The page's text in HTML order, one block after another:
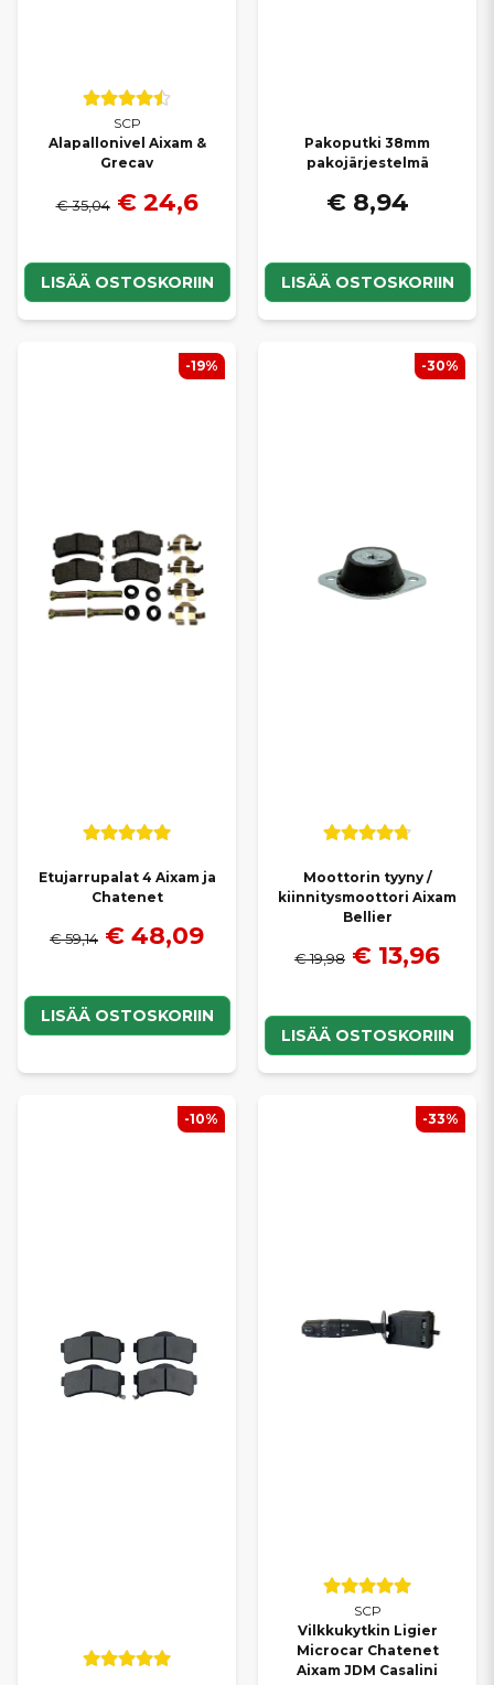
SCP
Alapallonivel Aixam &
Grecav
€ 35,04 € 24,6
LISÄÄ OSTOSKORIIN
Pakoputki 38mm
pakojärjestelmä
€ 8,94
LISÄÄ OSTOSKORIIN
Etujarrupalat 4 Aixam ja
Chatenet
€ 59,14 € 48,09
LISÄÄ OSTOSKORIIN
-19%
Moottorin tyyny /
kiinnitysmoottori Aixam
Bellier
€ 19,98 € 13,96
LISÄÄ OSTOSKORIIN
-30%
-10%
SCP
Vilkkukytkin Ligier
Microcar Chatenet
Aixam JDM Casalini
-33%